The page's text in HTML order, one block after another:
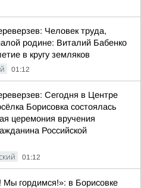
Человек труда,
родине: Виталий Бабенко
в кругу земляков
01:12
Сегодня в Центре
Борисовка состоялась
церемония вручения
Российской
01:12
гордимся!»: в Борисовке